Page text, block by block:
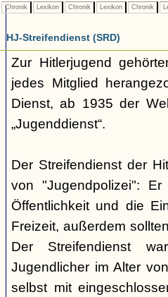
Chronik Lexikon Chronik Lexikon Chronik
HJ-Streifendienst (SRD)
Zur Hitlerjugend
jedes Mitglied
Dienst, ab 1935 der
„Jugenddienst“.
Der Streifendienst der
von "Jugendpolizei":
Öffentlichkeit und die
Freizeit, außerdem
Der Streifendienst
Jugendlicher im Alter
selbst mit